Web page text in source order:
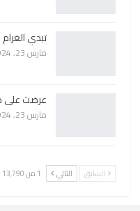
تبدي
مارس 23, 2024
عرضت على
مارس 23, 2024
السابق التالي 1 من 13٬790